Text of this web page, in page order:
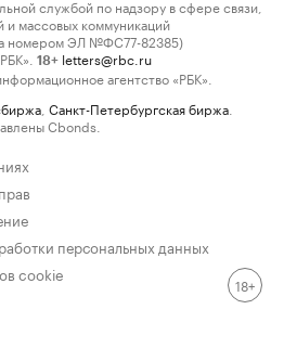
службой по надзору в сфере связи,
массовых коммуникаций
номером ЭЛ №ФС77-82385)
18+ letters@rbc.ru
агентство «РБК».
Санкт-Петербургская биржа
Cbonds.
персональных данных
cookie
18+